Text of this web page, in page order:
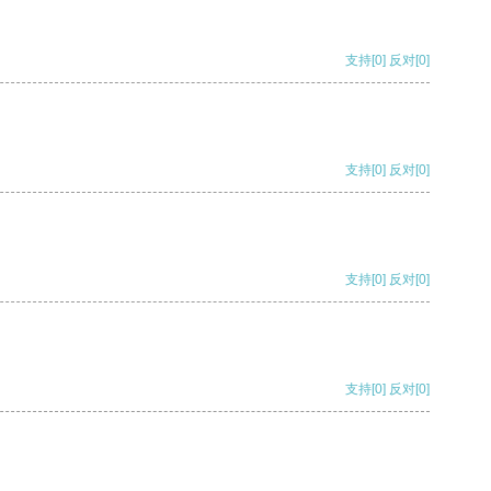
支持[0] 反对[0]
支持[0] 反对[0]
支持[0] 反对[0]
支持[0] 反对[0]